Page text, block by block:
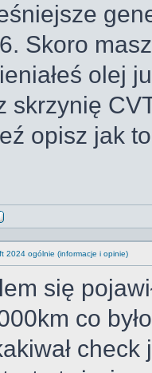
Skoro
olej
skrzynię
opisz jak
Wyświetl
2024 ogólnie (informacje i opinie)
się
co
check